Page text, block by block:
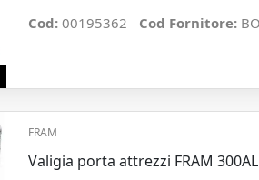
Cod: 00195362 Cod Fornitore:
FRAM
Valigia porta attrezzi FRAM